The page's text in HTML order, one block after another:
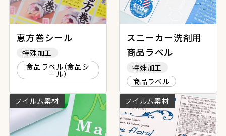
恵方巻シール
特殊加工
食品ラベル（食品シ
ール）
スニーカー洗剤用
商品ラベル
特殊加工
商品ラベル
フイルム素材
フイルム素材